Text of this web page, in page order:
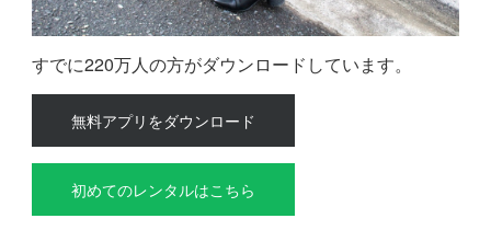
すでに220万人の方がダウンロードしています。
無料アプリをダウンロード
初めてのレンタルはこちら